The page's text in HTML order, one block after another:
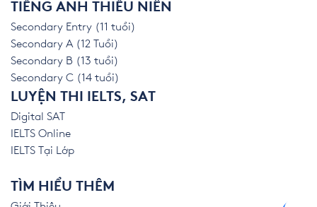
TIẾNG ANH THIẾU NIÊN
Secondary Entry (11 tuổi)
Secondary A (12 Tuổi)
Secondary B (13 tuổi)
Secondary C (14 tuổi)
LUYỆN THI IELTS, SAT
Digital SAT
IELTS Online
IELTS Tại Lớp
TÌM HIỂU THÊM